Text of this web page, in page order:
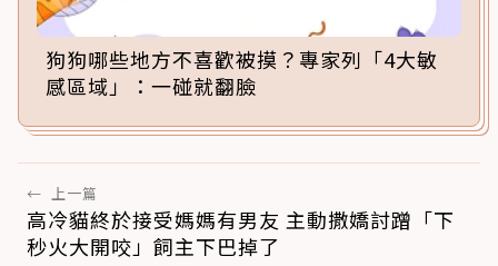
狗狗哪些地方不喜歡被摸？專家列「4大敏
感區域」：一碰就翻臉
← 上一篇
高冷貓終於接受媽媽有男友 主動撒嬌討蹭「下
秒火大開咬」飼主下巴掉了